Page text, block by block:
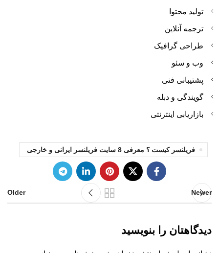
تولید محتوا
ترجمه آنلاین
طراحی گرافیک
وب و سئو
پشتیبانی فنی
گویندگی و دبله
بازاریابی اینترنتی
فریلنسر کیست ؟ معرفی 8 سایت فریلنسر ایرانی و خارجی
Newer
Older
دیدگاهتان را بنویسید